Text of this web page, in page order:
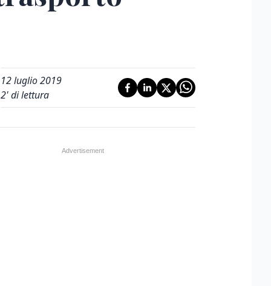
12 luglio 2019
2' di lettura